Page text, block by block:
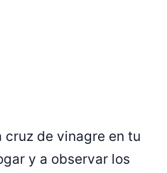
cruz de vinagre en tu
y a observar los